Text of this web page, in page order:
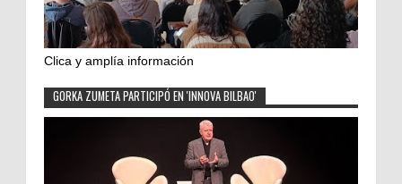
Clica y amplía información
GORKA ZUMETA PARTICIPÓ EN 'INNOVA BILBAO'